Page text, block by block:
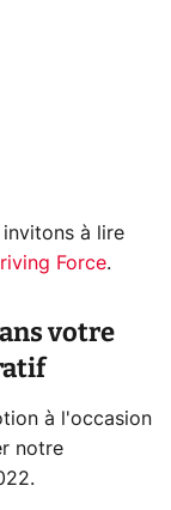
invitons à lire
Force.
votre
à l'occasion
notre